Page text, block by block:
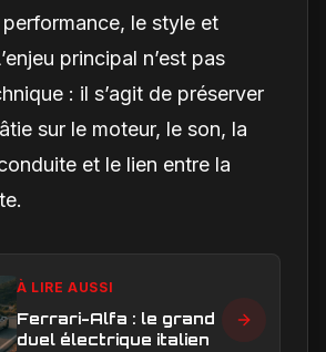
le style et
principal n’est pas
: il s’agit de préserver
sur le moteur, le son, la
et le lien entre la
À LIRE AUSSI
Ferrari-Alfa : le grand
duel électrique italien